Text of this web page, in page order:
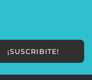
¡SUSCRIBITE!